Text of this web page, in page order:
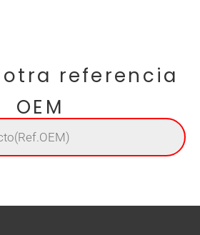
referencia
OEM